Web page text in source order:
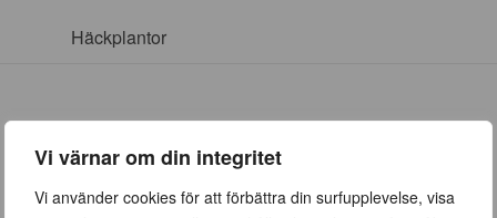
Vi värnar om din integritet
Vi använder cookies för att förbättra din surfupplevelse, visa
Häckplantor
ÖPPETTIDER